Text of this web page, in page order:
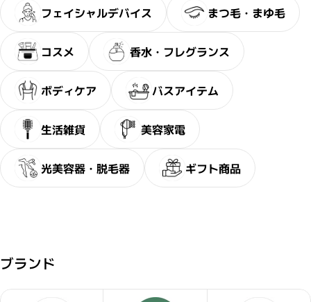
フェイシャルデバイス まつ毛・まゆ毛
コスメ 香水・フレグランス
ボディケア バスアイテム
生活雑貨 美容家電
光美容器・脱毛器 ギフト商品
ブランド